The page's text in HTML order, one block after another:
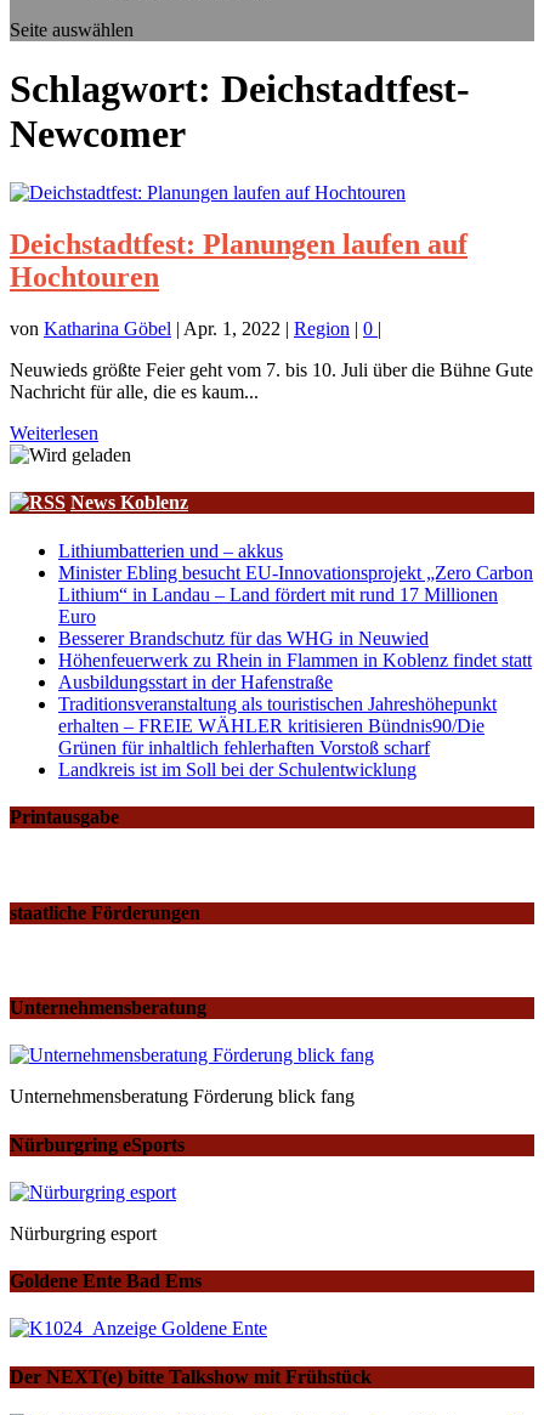
Seite auswählen
Schlagwort: Deichstadtfest-
Newcomer
Deichstadtfest: Planungen laufen auf
Hochtouren
von Katharina Göbel | Apr. 1, 2022 | Region | 0 |
Neuwieds größte Feier geht vom 7. bis 10. Juli über die Bühne Gute
Nachricht für alle, die es kaum...
Weiterlesen
News Koblenz
Lithiumbatterien und – akkus
Minister Ebling besucht EU-Innovationsprojekt „Zero Carbon
Lithium“ in Landau – Land fördert mit rund 17 Millionen
Euro
Besserer Brandschutz für das WHG in Neuwied
Höhenfeuerwerk zu Rhein in Flammen in Koblenz findet statt
Ausbildungsstart in der Hafenstraße
Traditionsveranstaltung als touristischen Jahreshöhepunkt
erhalten – FREIE WÄHLER kritisieren Bündnis90/Die
Grünen für inhaltlich fehlerhaften Vorstoß scharf
Landkreis ist im Soll bei der Schulentwicklung
Printausgabe
staatliche Förderungen
Unternehmensberatung
Unternehmensberatung Förderung blick fang
Nürburgring eSports
Nürburgring esport
Goldene Ente Bad Ems
Der NEXT(e) bitte Talkshow mit Frühstück